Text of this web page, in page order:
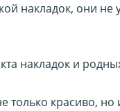
накладок, они не
накладок и
только красиво, но